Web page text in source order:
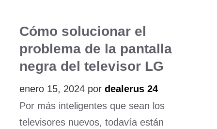
Cómo solucionar el
problema de la pantalla
negra del televisor LG
enero 15, 2024 por dealerus 24
Por más inteligentes que sean los
televisores nuevos, todavía están